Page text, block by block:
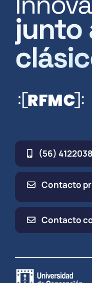
junto
(56)
Contacto
Contacto